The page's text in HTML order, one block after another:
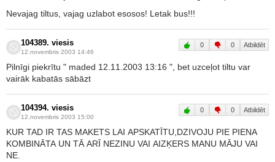
Nevajag tiltus, vajag uzlabot esosos! Letak bus!!!
104389. viesis
12.novembris 2003 14:46
0 0 Atbildēt
Pilnīgi piekrītu " maded 12.11.2003 13:16 ", bet uzceļot tiltu var
vairāk kabatās sābāzt
104394. viesis
12.novembris 2003 15:00
0 0 Atbildēt
KUR TAD IR TAS MAKETS LAI APSKATĪTU,DZIVOJU PIE PIENA
KOMBINĀTA UN TĀ ARĪ NEZINU VAI AIZĶERS MANU MĀJU VAI
NE.